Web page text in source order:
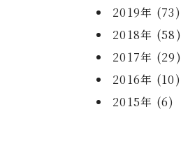
2019年 (73)
2018年 (58)
2017年 (29)
2016年 (10)
2015年 (6)